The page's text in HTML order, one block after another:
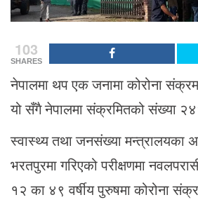
103
SHARES
नेपालमा थप एक जनामा कोरोना
यो सँगै नेपालमा संक्रमितको संख्या
स्वास्थ्य तथा जनसंख्या मन्त्रालयका
भरतपुरमा गरिएको परीक्षणमा
१२ का ४९ वर्षीय पुरुषमा कोरोना